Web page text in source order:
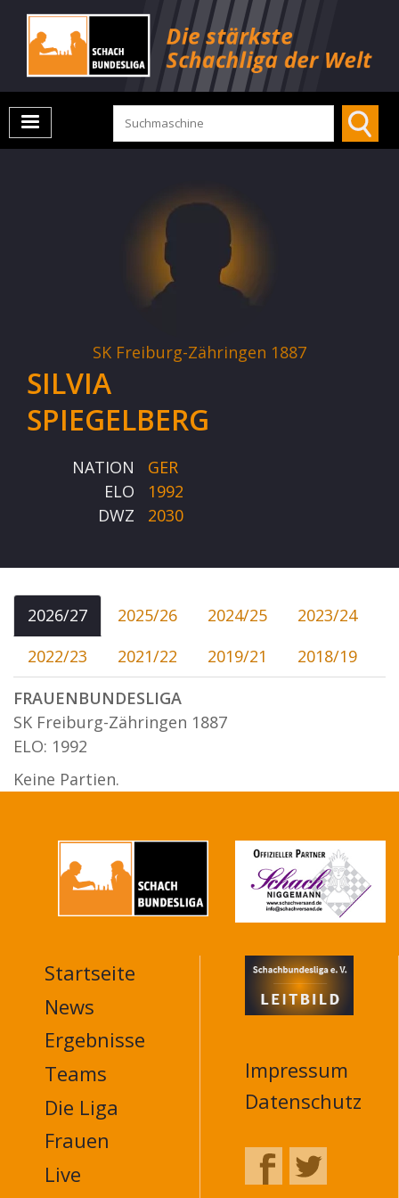
SK Freiburg-Zähringen 1887
SILVIA
SPIEGELBERG
NATION
GER
ELO
1992
DWZ
2030
2026/27 2025/26 2024/25
2023/24
2022/23
2021/22 2019/21
2018/19
FRAUENBUNDESLIGA
SK Freiburg-Zähringen 1887
ELO: 1992
Keine Partien.
MAIN
NAVIGATION
FOOTER
Startseite
News
Ergebnisse
Teams
Die Liga
Frauen
Live
Impressum
Datenschutz